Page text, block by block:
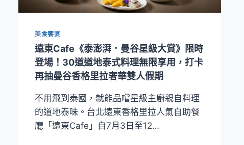
美食饗宴
遠東Cafe《泰澎湃．曼谷星級大賞》限時
登場！30道道地泰式料理無限享用，打卡
再抽曼谷香格里拉奢華雙人假期
不用飛到泰國，就能品嚐星級主廚親自料理
的道地泰味。台北遠東香格里拉人氣自助餐
廳「遠東Cafe」自7月3日至12…